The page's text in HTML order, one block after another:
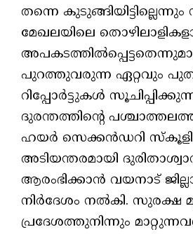
തന്നെ
മേഖലയിലെ
പുറത്തുവരുന്ന ഏറ്റവും
റിപ്പോർട്ടുകൾ
ദുരന്തത്തിന്റെ
ഹയർ സെക്കൻഡറി
അടിയന്തരമായി
ആരംഭിക്കാൻ വയനാട്
നിർദേശം നൽകി. സുരക്ഷ
പ്രദേശത്തുനിന്നും